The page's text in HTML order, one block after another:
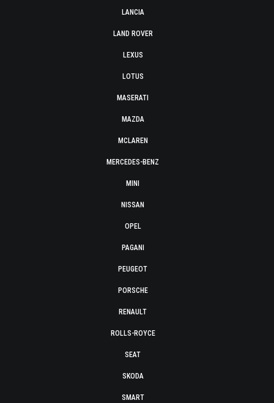
LANCIA
LAND ROVER
LEXUS
LOTUS
MASERATI
MAZDA
MCLAREN
MERCEDES-BENZ
MINI
NISSAN
OPEL
PAGANI
PEUGEOT
PORSCHE
RENAULT
ROLLS-ROYCE
SEAT
SKODA
SMART